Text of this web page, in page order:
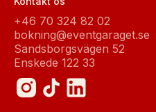
+46 70 324 82 02
bokning@eventgaraget.se
Sandsborgsvägen 52
Enskede 122 33